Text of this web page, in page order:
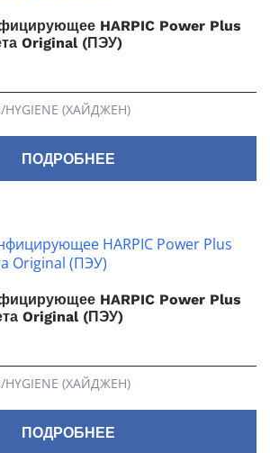
HARPIC Power Plus
Original (ПЭУ)
HYGIENE (ХАЙДЖЕН)
ПОДРОБНЕЕ
HARPIC Power Plus
Original (ПЭУ)
HYGIENE (ХАЙДЖЕН)
ПОДРОБНЕЕ